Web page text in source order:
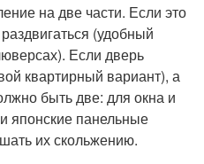
на две части. Если это
(удобный
Если дверь
квартирный вариант), а
быть две: для окна и
японские панельные
их скольжению.